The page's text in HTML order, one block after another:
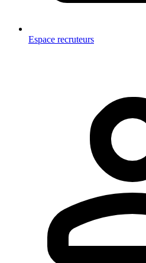
Espace recruteurs